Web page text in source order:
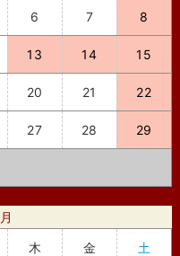
6 7 8
13 14 15
20 21 22
27 28 29
木 金 土